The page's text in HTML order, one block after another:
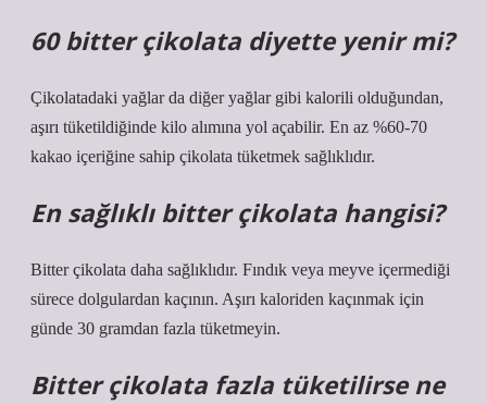
60 bitter çikolata diyette yenir mi?
Çikolatadaki yağlar da diğer yağlar gibi kalorili olduğundan,
aşırı tüketildiğinde kilo alımına yol açabilir. En az %60-70
kakao içeriğine sahip çikolata tüketmek sağlıklıdır.
En sağlıklı bitter çikolata hangisi?
Bitter çikolata daha sağlıklıdır. Fındık veya meyve içermediği
sürece dolgulardan kaçının. Aşırı kaloriden kaçınmak için
günde 30 gramdan fazla tüketmeyin.
Bitter çikolata fazla tüketilirse ne